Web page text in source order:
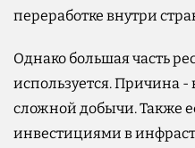
переработке внутри
Однако большая часть
используется. Причина -
сложной добычи. Также
инвестициями в